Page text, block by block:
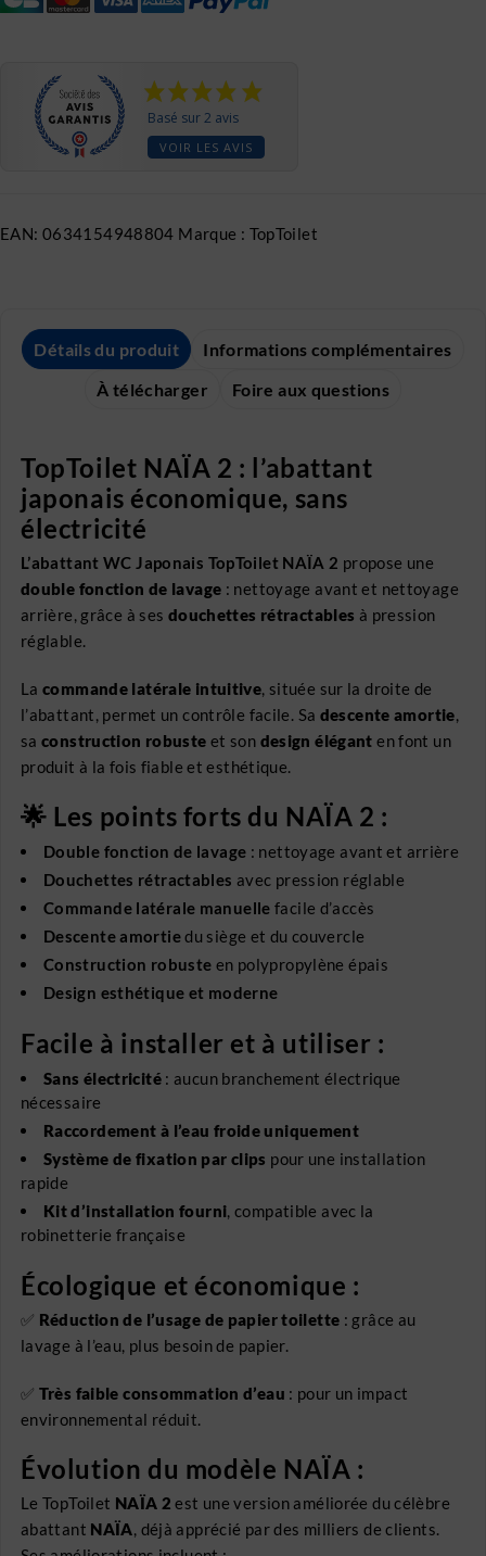
Basé sur 2 avis
VOIR LES AVIS
EAN: 0634154948804 Marque : TopToilet
Détails du produit
Informations complémentaires
À télécharger
Foire aux questions
TopToilet NAÏA 2 : l’abattant
japonais économique, sans
électricité
L’abattant WC Japonais TopToilet NAÏA 2 propose une
double fonction de lavage : nettoyage avant et nettoyage
arrière, grâce à ses douchettes rétractables à pression
réglable.
Lacommande latérale intuitive, située sur la droite de
l’abattant, permet un contrôle facile. Sa descente amortie,
saconstruction robuste et son design élégant en font un
produit à la fois fiable et esthétique.
🌟 Les points forts du NAÏA 2 :
Double fonction de lavage : nettoyage avant et arrière
Douchettes rétractables avec pression réglable
Commande latérale manuelle facile d’accès
Descente amortiedu siège et du couvercle
Construction robuste en polypropylène épais
Design esthétique et moderne
Facile à installer et à utiliser :
Sans électricité: aucun branchement électrique
nécessaire
Raccordement à l’eau froide uniquement
Système de fixation par clips pour une installation
rapide
Kit d’installation fourni, compatible avec la
robinetterie française
Écologique et économique :
✅ Réduction de l’usage de papier toilette : grâce au
lavage à l’eau, plus besoin de papier.
✅ Très faible consommation d’eau : pour un impact
environnemental réduit.
Évolution du modèle NAÏA :
Le TopToilet NAÏA 2 est une version améliorée du célèbre
abattant NAÏA, déjà apprécié par des milliers de clients.